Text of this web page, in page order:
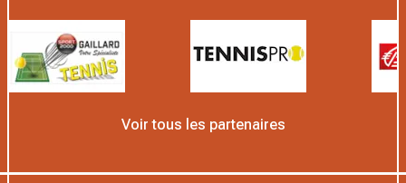
Voir tous les partenaires